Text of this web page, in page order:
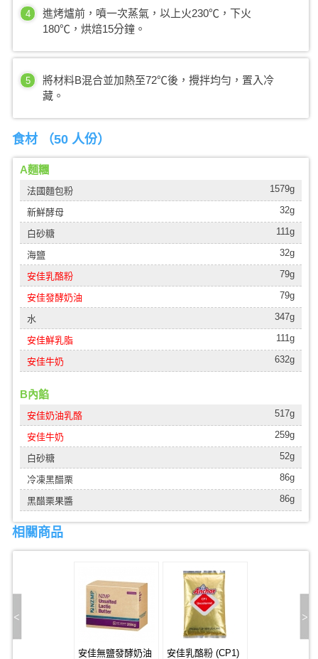
4
進烤爐前，噴一次蒸氣，以上火230℃，下火
180℃，烘焙15分鐘。
5
將材料B混合並加熱至72℃後，攪拌均勻，置入冷
藏。
食材 （50 人份）
A麵糰
法國麵包粉 1579g
新鮮酵母 32g
白砂糖 111g
海鹽 32g
安佳乳酪粉 79g
安佳發酵奶油 79g
水 347g
安佳鮮乳脂 111g
安佳牛奶 632g
B內餡
安佳奶油乳酪 517g
安佳牛奶 259g
白砂糖 52g
冷凍黑醋栗 86g
黑醋栗果醬 86g
相關商品
安佳無鹽發酵奶油 安佳乳酪粉 (CP1)